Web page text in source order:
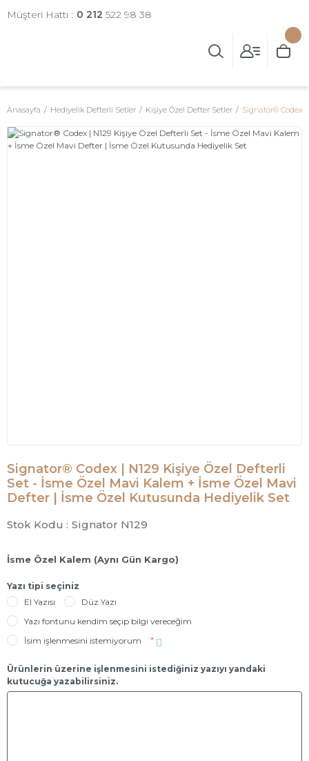
Müşteri Hattı : 0 212 522 98 38
Anasayfa Hediyelik Defterli Setler Kişiye Özel Defter Setler Signator® Codex
Signator® Codex | N129 Kişiye Özel Defterli
Set - İsme Özel Mavi Kalem + İsme Özel Mavi
Defter | İsme Özel Kutusunda Hediyelik Set
Stok Kodu : Signator N129
İsme Özel Kalem (Aynı Gün Kargo)
Yazı tipi seçiniz
El Yazısı
Düz Yazı
Yazı fontunu kendim seçip bilgi vereceğim
İsim işlenmesini istemiyorum
*
Ürünlerin üzerine işlenmesini istediğiniz yazıyı yandaki
kutucuğa yazabilirsiniz.